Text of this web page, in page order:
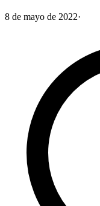
8 de mayo de 2022·